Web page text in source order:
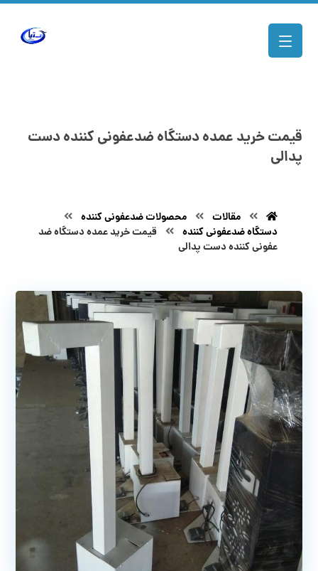
قیمت خرید عمده دستگاه ضدعفونی کننده دست
پدالی
مقالات
محصولات ضدعفونی کننده
دستگاه ضدعفونی کننده
قیمت خرید عمده دستگاه ضد
عفونی کننده دست پدالی